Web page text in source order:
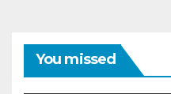
You missed